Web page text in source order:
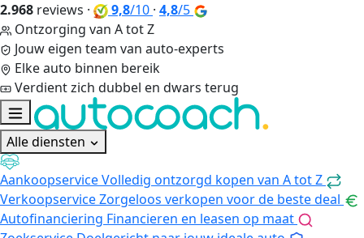
2.968 reviews · 9,8/10 · 4,8/5
Ontzorging van A tot Z
Jouw eigen team van auto-experts
Elke auto binnen bereik
Verdient zich dubbel en dwars terug
Alle diensten
AankoopserviceVolledig ontzorgd kopen van A tot Z
VerkoopserviceZorgeloos verkopen voor de beste deal
Autofinanciering Financieren en leasen op maat